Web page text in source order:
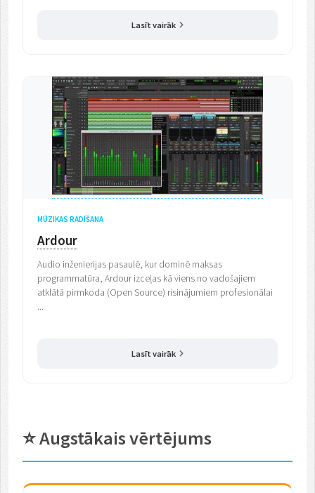
Lasīt vairāk
MŪZIKAS RADĪŠANA
Ardour
Audio inženierijas pasaulē, kur dominē maksas
programmatūra, Ardour izceļas kā viens no vadošajiem
atklātā pirmkoda (Open Source) risinājumiem profesionālai
...
Lasīt vairāk
⭐ Augstākais vērtējums